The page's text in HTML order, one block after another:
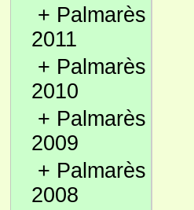
+ Palmarès
2011
+ Palmarès
2010
+ Palmarès
2009
+ Palmarès
2008